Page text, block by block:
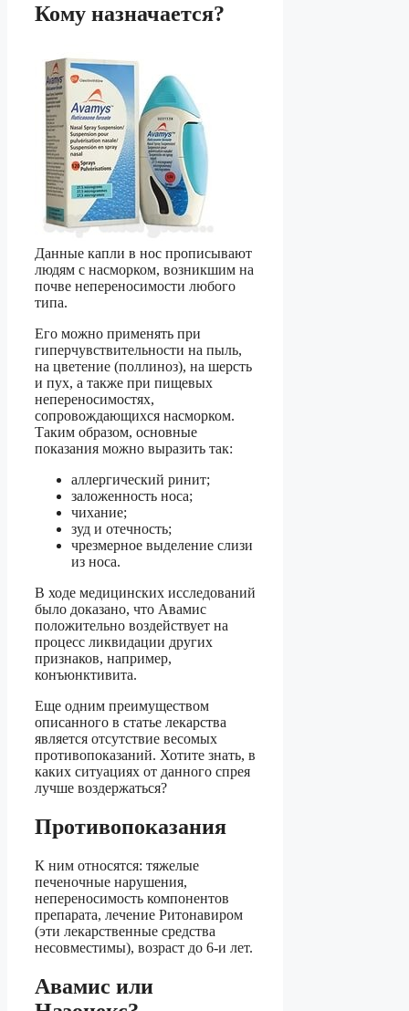
Кому назначается?
Данные капли в нос прописывают
людям с насморком, возникшим на
почве непереносимости любого
типа.
Его можно применять при
гиперчувствительности на пыль,
на цветение (поллиноз), на шерсть
и пух, а также при пищевых
непереносимостях,
сопровождающихся насморком.
Таким образом, основные
показания можно выразить так:
аллергический ринит;
заложенность носа;
чихание;
зуд и отечность;
чрезмерное выделение слизи
из носа.
В ходе медицинских исследований
было доказано, что Авамис
положительно воздействует на
процесс ликвидации других
признаков, например,
конъюнктивита.
Еще одним преимуществом
описанного в статье лекарства
является отсутствие весомых
противопоказаний. Хотите знать, в
каких ситуациях от данного спрея
лучше воздержаться?
Противопоказания
К ним относятся: тяжелые
печеночные нарушения,
непереносимость компонентов
препарата, лечение Ритонавиром
(эти лекарственные средства
несовместимы), возраст до 6-и лет.
Авамис или